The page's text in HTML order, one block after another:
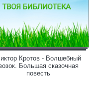
Кротов - Волшебный
Большая сказочная
повесть